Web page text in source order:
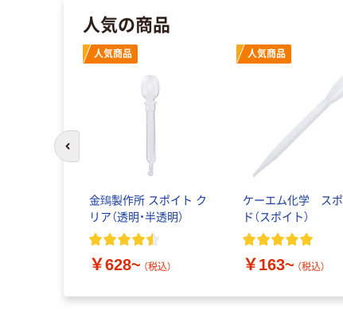
人気の商品
人気商品
金鵄製作所 スポイト ク
リア（透明・半透明）
￥628~ （税込）
人気商品
ケーエム化学 スポ
ド（スポイト）
￥163~ （税込）